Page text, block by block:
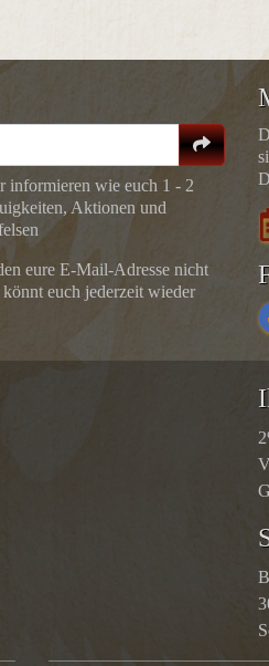
informieren wie euch 1 - 2
Aktionen und
eure E-Mail-Adresse nicht
euch jederzeit wieder